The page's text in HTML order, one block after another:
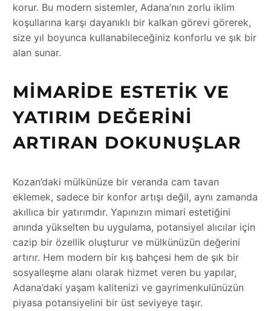
korur. Bu modern sistemler, Adana’nın zorlu iklim
koşullarına karşı dayanıklı bir kalkan görevi görerek,
size yıl boyunca kullanabileceğiniz konforlu ve şık bir
alan sunar.
MIMARIDE ESTETIK VE
YATIRIM DEĞERINI
ARTIRAN DOKUNUŞLAR
Kozan’daki mülkünüze bir veranda cam tavan
eklemek, sadece bir konfor artışı değil, aynı zamanda
akıllıca bir yatırımdır. Yapınızın mimari estetiğini
anında yükselten bu uygulama, potansiyel alıcılar için
cazip bir özellik oluşturur ve mülkünüzün değerini
artırır. Hem modern bir kış bahçesi hem de şık bir
sosyalleşme alanı olarak hizmet veren bu yapılar,
Adana’daki yaşam kalitenizi ve gayrimenkulünüzün
piyasa potansiyelini bir üst seviyeye taşır.